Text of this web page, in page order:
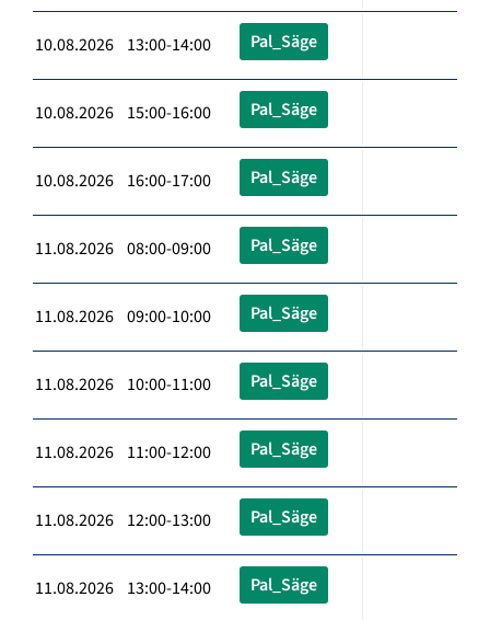
10.08.2026 13:00-14:00 Pal_Säge
10.08.2026 15:00-16:00 Pal_Säge
10.08.2026 16:00-17:00 Pal_Säge
11.08.2026 08:00-09:00 Pal_Säge
11.08.2026 09:00-10:00 Pal_Säge
11.08.2026 10:00-11:00 Pal_Säge
11.08.2026 11:00-12:00 Pal_Säge
11.08.2026 12:00-13:00 Pal_Säge
11.08.2026 13:00-14:00 Pal_Säge